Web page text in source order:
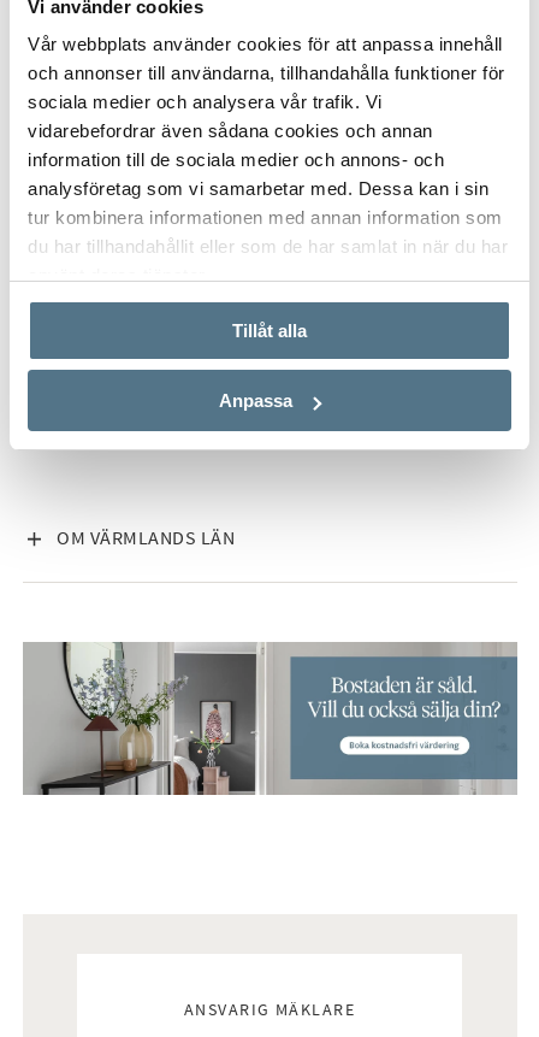
Vi använder cookies
Vår webbplats använder cookies för att anpassa innehåll
och annonser till användarna, tillhandahålla funktioner för
sociala medier och analysera vår trafik. Vi
vidarebefordrar även sådana cookies och annan
information till de sociala medier och annons- och
analysföretag som vi samarbetar med. Dessa kan i sin
tur kombinera informationen med annan information som
du har tillhandahållit eller som de har samlat in när du har
Tillåt alla
Anpassa
OM VÄRMLANDS LÄN
VISA INNEHÅLL
ANSVARIG MÄKLARE